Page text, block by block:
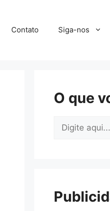
Contato Siga-nos
O que